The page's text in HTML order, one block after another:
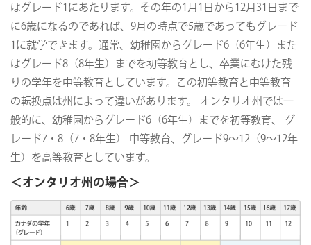
はグレード1にあたります。その年の1月1日から12月31日まで
に6歳になるのであれば、9月の時点で5歳であってもグレード
1に就学できます。通常、幼稚園からグレード6（6年生）また
はグレード8（8年生）までを初等教育とし、卒業にむけた残
りの学年を中等教育としています。この初等教育と中等教育
の転換点は州によって違いがあります。 オンタリオ州では一
般的に、幼稚園からグレード6（6年生）までを初等教育、 グ
レード7・8（7・8年生） 中等教育、グレード9～12（9～12年
生）を高等教育としています。
＜オンタリオ州の場合＞